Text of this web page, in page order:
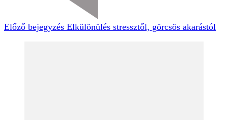
Előző bejegyzés Elkülönülés stressztől, görcsös akarástól